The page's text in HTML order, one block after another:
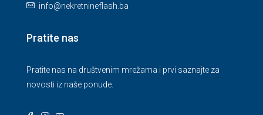
info@nekretnineflash.ba
Pratite nas
Pratite nas na društvenim mrežama i prvi saznajte za
novosti iz naše ponude.